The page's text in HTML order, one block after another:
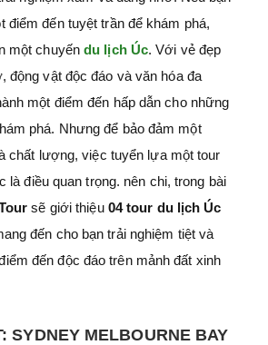
điểm đến tuyệt trần để khám phá,
một chuyến du lịch Úc. Với vẻ đẹp
động vật độc đáo và văn hóa đa
một điểm đến hấp dẫn cho những
phá. Nhưng để bảo đảm một
chất lượng, việc tuyển lựa một tour
là điều quan trọng. nên chi, trong bài
sẽ giới thiệu 04 tour du lịch Úc
đến cho bạn trải nghiệm tiệt và
đến độc đáo trên mảnh đất xinh
SYDNEY MELBOURNE BAY